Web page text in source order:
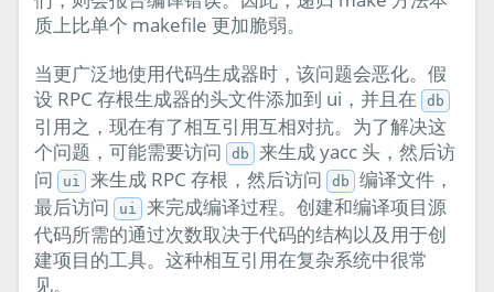
质上比单个 makefile 更加脆弱。
当更广泛地使用代码生成器时，该问题会恶化。假
设 RPC 存根生成器的头文件添加到 ui，并且在
db
引用之，现在有了相互引用互相对抗。为了解决这
个问题，可能需要访问
db
来生成 yacc 头，然后访
问
ui 来生成 RPC 存根，然后访问 db
编译文件，
最后访问
ui
来完成编译过程。创建和编译项目源
代码所需的通过次数取决于代码的结构以及用于创
建项目的工具。这种相互引用在复杂系统中很常
见。